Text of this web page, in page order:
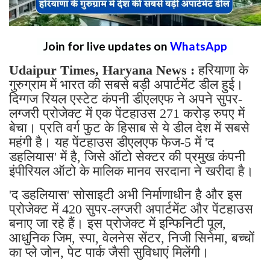
Join for live updates on WhatsApp
Udaipur Times, Haryana News :हरियाणा के
गुरुग्राम में भारत की सबसे बड़ी अपार्टमेंट डील हुई।
दिग्गज रियल एस्टेट कंपनी डीएलएफ ने अपने सुपर-
लग्जरी प्रोजेक्ट में एक पेंटहाउस 271 करोड़ रुपए में
बेचा। प्रति वर्ग फुट के हिसाब से ये डील देश में सबसे
महंगी है। यह पेंटहाउस डीएलएफ फेज-5 में 'द
डहलियास' में है, जिसे ऑटो सेक्टर की प्रमुख कंपनी
इंपीरियल ऑटो के मालिक मानव सरदाना ने खरीदा है।
'द डहलियास' सोसाइटी अभी निर्माणाधीन है और इस
प्रोजेक्ट में 420 सुपर-लग्जरी अपार्टमेंट और पेंटहाउस
बनाए जा रहे हैं। इस प्रोजेक्ट में इन्फिनिटी पूल,
आधुनिक जिम, स्पा, वेलनेस सेंटर, निजी सिनेमा, बच्चों
का प्ले जोन, पेट पार्क जैसी सुविधाएं मिलेंगी।